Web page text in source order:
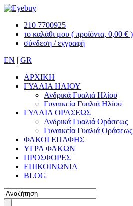
210 7700925
το καλάθι μου ( προϊόντα, 0,00 € )
σύνδεση / εγγραφή
EN | GR
ΑΡΧΙΚΗ
ΓΥΑΛΙΑ ΗΛΙΟΥ
Ανδρικά Γυαλιά Ηλίου
Γυναικεία Γυαλιά Ηλίου
ΓΥΑΛΙΑ ΟΡΑΣΕΩΣ
Ανδρικά Γυαλιά Οράσεως
Γυναικεία Γυαλιά Οράσεως
ΦΑΚΟΙ ΕΠΑΦΗΣ
ΥΓΡΑ ΦΑΚΩΝ
ΠΡΟΣΦΟΡΕΣ
ΕΠΙΚΟΙΝΩΝΙΑ
BLOG